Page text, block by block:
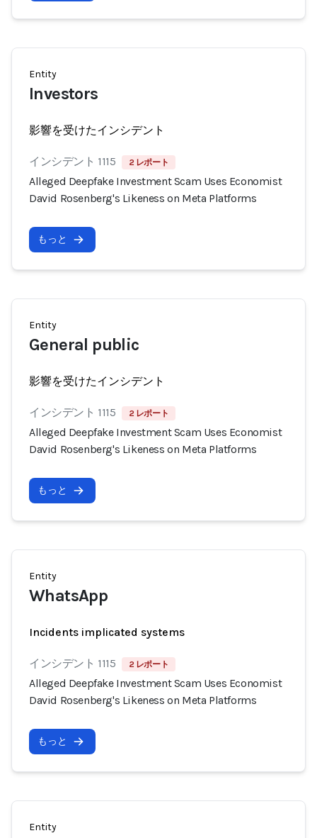
Entity
Investors
影響を受けたインシデント
インシデント 1115 2 レポート
Alleged Deepfake Investment Scam Uses Economist
David Rosenberg's Likeness on Meta Platforms
もっと
Entity
General public
影響を受けたインシデント
インシデント 1115 2 レポート
Alleged Deepfake Investment Scam Uses Economist
David Rosenberg's Likeness on Meta Platforms
もっと
Entity
WhatsApp
Incidents implicated systems
インシデント 1115 2 レポート
Alleged Deepfake Investment Scam Uses Economist
David Rosenberg's Likeness on Meta Platforms
もっと
Entity